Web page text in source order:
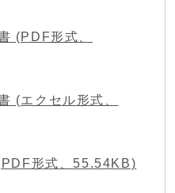
(PDF形式、
(エクセル形式、
形式、55.54KB)